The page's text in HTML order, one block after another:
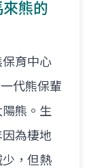
來熊的
育中心
代熊保輩
熊。生
為棲地
，但熱